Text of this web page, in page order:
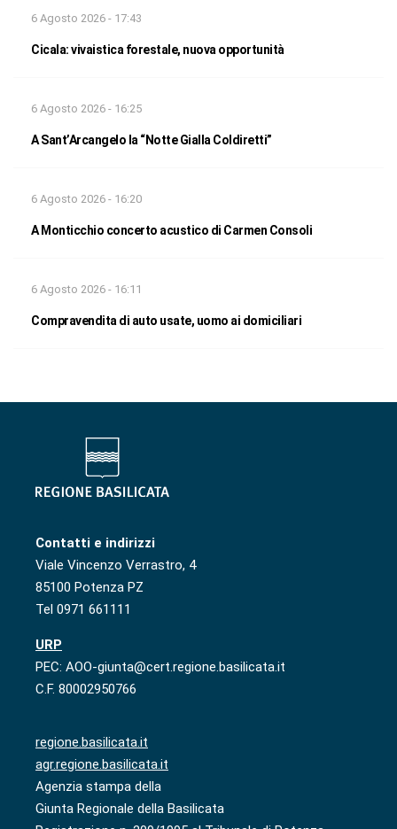
6 Agosto 2026 - 17:43
Cicala: vivaistica forestale, nuova opportunità
6 Agosto 2026 - 16:25
A Sant’Arcangelo la “Notte Gialla Coldiretti”
6 Agosto 2026 - 16:20
A Monticchio concerto acustico di Carmen Consoli
6 Agosto 2026 - 16:11
Compravendita di auto usate, uomo ai domiciliari
Contatti e indirizzi
Viale Vincenzo Verrastro, 4
85100 Potenza PZ
Tel 0971 661111
URP
PEC: AOO-giunta@cert.regione.basilicata.it
C.F. 80002950766
regione.basilicata.it
agr.regione.basilicata.it
Agenzia stampa della
Giunta Regionale della Basilicata